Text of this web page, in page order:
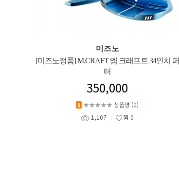
미즈노
[미즈노정품] M.CRAFT 엠 크래프트 34인치 퍼
터
350,000
0 ★★★★★ 상품평 (0)
1,107
찜 0